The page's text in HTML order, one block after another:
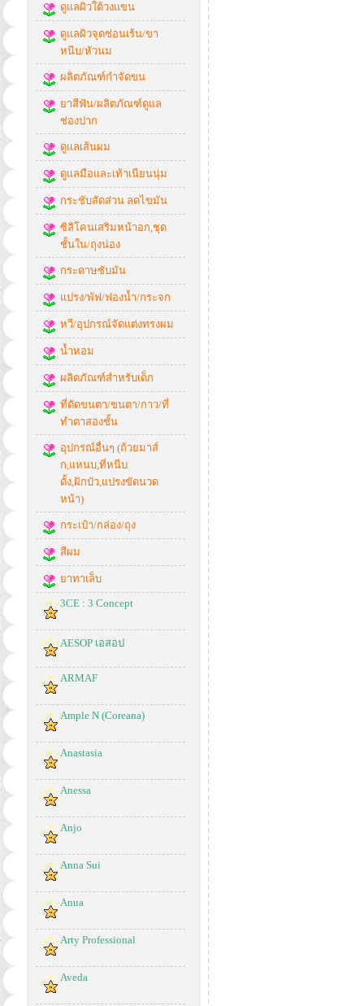
ดูแลผิวใต้วงแขน
ดูแลผิวจุดซ่อนเร้น/ขา
หนีบ/หัวนม
ผลิตภัณฑ์กำจัดขน
ยาสีฟัน/ผลิตภัณฑ์ดูแล
ช่องปาก
ดูแลเส้นผม
ดูแลมือและเท้าเนียนนุ่ม
กระชับสัดส่วน ลดไขมัน
ซิลิโคนเสริมหน้าอก,ชุด
ชั้นใน/ถุงน่อง
กระดาษซับมัน
แปรง/พัฟ/ฟองน้ำ/กระจก
หวี/อุปกรณ์จัดแต่งทรงผม
น้ำหอม
ผลิตภัณฑ์สำหรับเด็ก
ที่ดัดขนตา/ขนตา/กาว/ที่
ทำตาสองชั้น
อุปกรณ์อื่นๆ (ถ้วยมาส์
ก,แหนบ,ที่หนีบ
ดั้ง,ฝักบัว,แปรงขัดนวด
หน้า)
กระเป๋า/กล่อง/ถุง
สีผม
ยาทาเล็บ
3CE : 3 Concept
AESOP เอสอป
ARMAF
Ample N (Coreana)
Anastasia
Anessa
Anjo
Anna Sui
Anua
Arty Professional
Aveda